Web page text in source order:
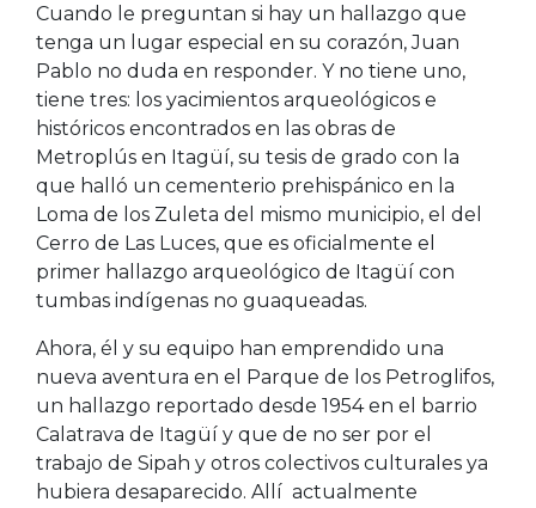
Cuando le preguntan si hay un hallazgo que
tenga un lugar especial en su corazón, Juan
Pablo no duda en responder. Y no tiene uno,
tiene tres: los yacimientos arqueológicos e
históricos encontrados en las obras de
Metroplús en Itagüí, su tesis de grado con la
que halló un cementerio prehispánico en la
Loma de los Zuleta del mismo municipio, el del
Cerro de Las Luces, que es oficialmente el
primer hallazgo arqueológico de Itagüí con
tumbas indígenas no guaqueadas.
Ahora, él y su equipo han emprendido una
nueva aventura en el Parque de los Petroglifos,
un hallazgo reportado desde 1954 en el barrio
Calatrava de Itagüí y que de no ser por el
trabajo de Sipah y otros colectivos culturales ya
hubiera desaparecido. Allí actualmente